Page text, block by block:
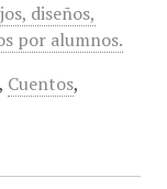
diseños,
por alumnos.
Cuentos,